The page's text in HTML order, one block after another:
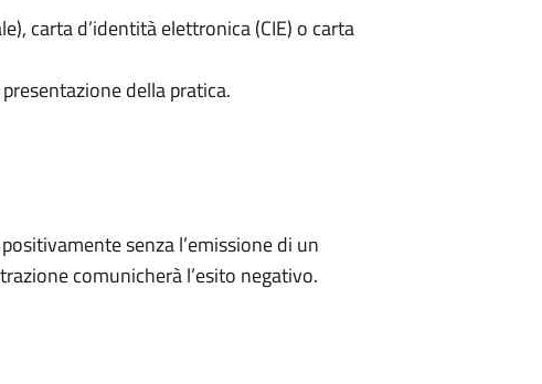
carta d’identità elettronica (CIE) o carta
della pratica.
senza l’emissione di un
comunicherà l’esito negativo.